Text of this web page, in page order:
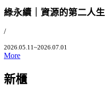
綠永續｜資源的第二人生
/
2026.05.11~2026.07.01
More
新櫃